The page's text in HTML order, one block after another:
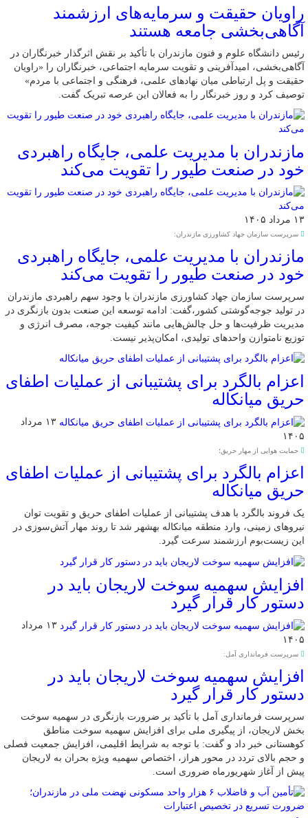
راویان حقیقت و سرمایه‌های ارزشمند
آگاهی‌بخشی جامعه هستند
رئیس دانشگاه علوم و فنون مازندران با تأکید بر نقش اثرگذار خبرنگاران در
آگاهی‌بخشی، امیدآفرینی و تقویت سرمایه اجتماعی، خبرنگاران را «راویان
حقیقت و پل ارتباطی میان نهادهای علمی، فرهنگی و اجتماعی با مردم»
توصیف کرد و روز خبرنگار را به فعالان این عرصه تبریک گفت.
مازندران با مدیریت علمی، جایگاه راهبردی
خود در صنعت طیور را تقویت می‌کند
۱۳ مرداد ۱۴۰۵
سرپرست سازمان جهاد کشاورزی مازندران:
مازندران با مدیریت علمی، جایگاه راهبردی
خود در صنعت طیور را تقویت می‌کند
سرپرست سازمان جهاد کشاورزی مازندران با وجود سهم راهبردی مازندران
در تولید جوجه‌گوشتی کشور،گفت: ادامه توسعه این صنعت بدون بازنگری در
مدیریت ظرفیت‌ها و حل چالش‌هایی مانند کیفیت جوجه، مصرف انرژی و
توزیع نامتوازن واحدهای تولیدی، امکان‌پذیر نیست.
اعزام بالگرد برای پشتیبانی از عملیات اطفای
حریق میانکاله
۱۳ مرداد
۱۴۰۵
حمایت هوایی از مهار حریق؛
اعزام بالگرد برای پشتیبانی از عملیات اطفای
حریق میانکاله
یک فروند بالگرد با هدف پشتیبانی از عملیات اطفای حریق و تقویت توان
نیروهای زمینی، وارد منطقه میانکاله بهشهر شد تا روند مهار آتش‌سوزی در
این زیست‌بوم ارزشمند سرعت گیرد.
افزایش سهمیه سوخت لاریجان باید در
دستور کار قرار گیرد
۱۳ مرداد
۱۴۰۵
سرپرست فرمانداری آمل:
افزایش سهمیه سوخت لاریجان باید در
دستور کار قرار گیرد
سرپرست فرمانداری آمل با تأکید بر ضرورت بازنگری در سهمیه سوخت
بخش لاریجان، از پیگیری ملی برای افزایش سهمیه سوخت مناطق
کوهستانی خبر داد و گفت: با توجه به شرایط اقلیمی، افزایش جمعیت فصلی
و حجم بالای تردد در محور هراز، اختصاص سهمیه ویژه بحران به لاریجان
پیش از آغاز شهریورماه ضروری است.